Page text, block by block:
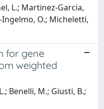
L.; Martinez-Garcia,
Ingelmo, O.; Micheletti,
for gene
weighted
Benelli, M.; Giusti, B.;